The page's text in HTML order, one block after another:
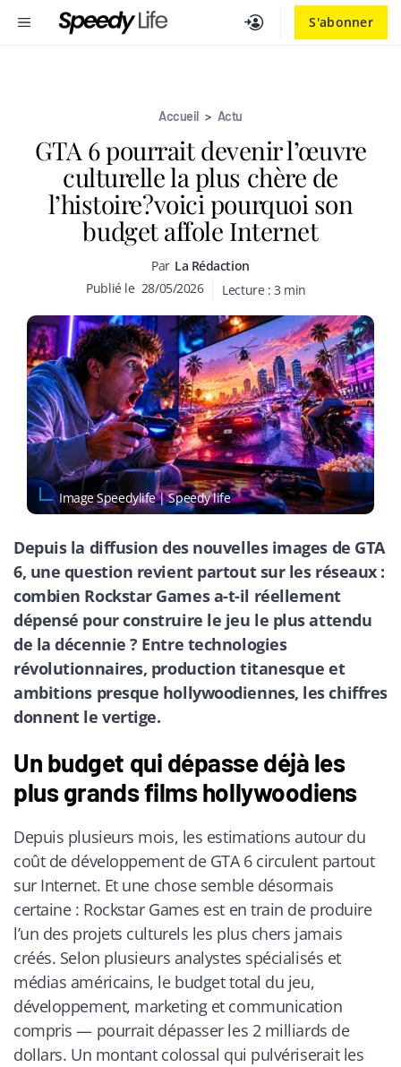
S'abonner
MENU
Accueil > Actu
GTA 6 pourrait devenir l’œuvre
culturelle la plus chère de
l’histoire?voici pourquoi son
budget affole Internet
Par La Rédaction
Publié le 28/05/2026 Lecture : 3 min
Image Speedylife | Speedy life
Depuis la diffusion des nouvelles images de GTA
6, une question revient partout sur les réseaux :
combien Rockstar Games a-t-il réellement
dépensé pour construire le jeu le plus attendu
de la décennie ? Entre technologies
révolutionnaires, production titanesque et
ambitions presque hollywoodiennes, les chiffres
donnent le vertige.
Un budget qui dépasse déjà les
plus grands films hollywoodiens
Depuis plusieurs mois, les estimations autour du
coût de développement de GTA 6 circulent partout
sur Internet. Et une chose semble désormais
certaine : Rockstar Games est en train de produire
l’un des projets culturels les plus chers jamais
créés. Selon plusieurs analystes spécialisés et
médias américains, le budget total du jeu,
développement, marketing et communication
compris — pourrait dépasser les 2 milliards de
dollars. Un montant colossal qui pulvériserait les